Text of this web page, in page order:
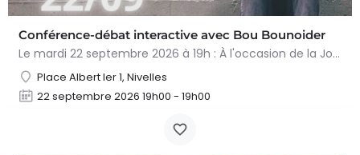
Conférence-débat interactive avec Bou Bounoider
Le mardi 22 septembre 2026 à 19h : À l'occasion de la Journée nivelloise contre le harcèlement scolaire,…
Place Albert Ier 1, Nivelles
22 septembre 2026 19h00 - 19h00